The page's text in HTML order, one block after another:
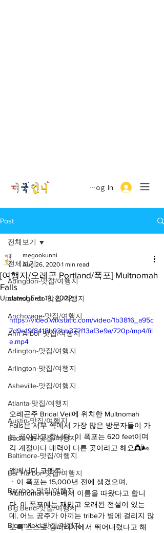
Log In
Post
전체보기
Abingdon-맛집/여행지
alamogordo-맛집/여행지
Anchorage-맛집/여행지
Ann Arbor-맛집/여행지
Arlington-맛집/여행지
Arlington-맛집/여행지
Asheville-맛집/여행지
Atlanta-맛집/여행지
Austin-맛집/여행지
Badlands-맛집/여행지
Baltimore-맛집/여행지
Bar Harbor-맛집/여행지
Baraboo-맛집/여행지
Big Bend-맛집/여행지
Bloomfield-맛집/여행지
전체보기
[여행지/오레곤 Portland/폭포] Multnomah
Falls
megookunni
Aug 26, 2020 1 min read
Updated:Feb 13, 2022
https://video.wixstatic.com/video/1b3816_a95c
7d9e19f8418b93bb372f13af3e9a/720p/mp4/fil
e.mp4
오레곤주 Bridal Veil에 위치한 Multnomah
Falls은 서부 쪽에서 가장 많은 방문자들이 가
는 곳이라고 합니다. 이 폭포는 620 feet이며
각 계절마다 매력이 다른 곳이라고 해요👸🌬
앰베서더 코멘트:
ㆍ이 폭포는 15,000년 전에 생겼으며,
Multnomah tribe에서 이름을 따왔다고 합니
다. 이 폭포에는 재밌고 오래된 전설이 있는
데, 어느 공주가 아끼는 tribe가 병에 걸리지 않
도록 스스로 낭떠러지에서 뛰어내렸다고 해